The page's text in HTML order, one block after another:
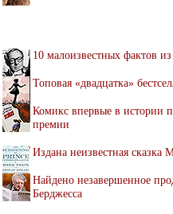
10 малоизвестных фактов
Топовая «двадцатка»
Комикс впервые в истории
премии
Издана неизвестная сказка
Найдено незавершенное
Берджесса